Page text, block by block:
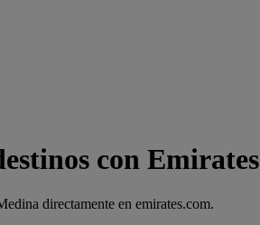
con Emirates
directamente en emirates.com.